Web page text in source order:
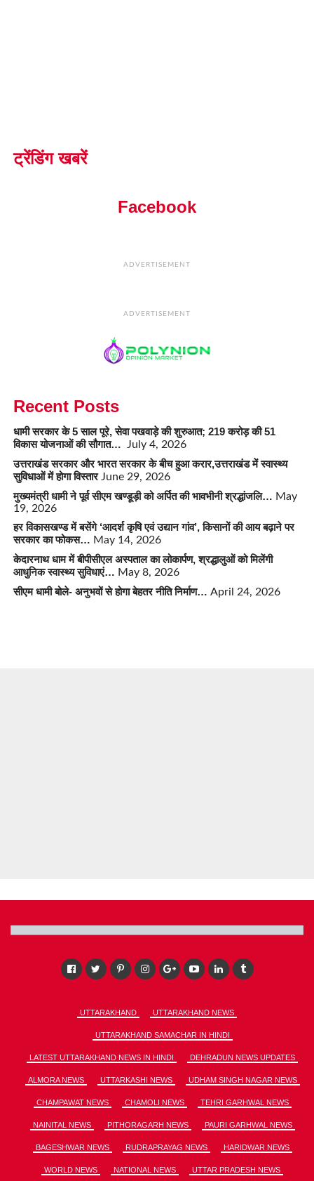
ट्रेंडिंग खबरें
Facebook
ADVERTISEMENT
ADVERTISEMENT
Recent Posts
धामी सरकार के 5 साल पूरे, सेवा पखवाड़े की शुरुआत; 219 करोड़ की 51
विकास योजनाओं की सौगात…
July 4, 2026
उत्तराखंड सरकार और भारत सरकार के बीच हुआ करार,उत्तराखंड में स्वास्थ्य
सुविधाओं में होगा विस्तार June 29, 2026
मुख्यमंत्री धामी ने पूर्व सीएम खण्डूड़ी को अर्पित की भावभीनी श्रद्धांजलि… May
19, 2026
हर विकासखण्ड में बसेंगे ‘आदर्श कृषि एवं उद्यान गांव’, किसानों की आय बढ़ाने पर
सरकार का फोकस… May 14, 2026
केदारनाथ धाम में बीपीसीएल अस्पताल का लोकार्पण, श्रद्धालुओं को मिलेंगी
आधुनिक स्वास्थ्य सुविधाएं… May 8, 2026
सीएम धामी बोले- अनुभवों से होगा बेहतर नीति निर्माण… April 24, 2026
UTTARAKHAND UTTARAKHAND NEWS
UTTARAKHAND SAMACHAR IN HINDI
LATEST UTTARAKHAND NEWS IN HINDI DEHRADUN NEWS UPDATES
ALMORA NEWS UTTARKASHI NEWS UDHAM SINGH NAGAR NEWS
CHAMPAWAT NEWS CHAMOLI NEWS TEHRI GARHWAL NEWS